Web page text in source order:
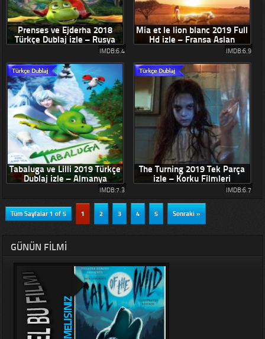
Prenses ve Ejderha 2018
Türkçe Dublaj izle – Rusya
Süper Animasyon FilmiIMDB:6.4
Mia et le lion blanc 2019 Full
Hd izle – Fransa Aslan
Dramatik FilmleriIMDB:6.9
Tabaluga ve Lilli 2019 Türkçe
Dublaj izle – Almanya
Animasyon FilmleriIMDB:7.3
The Turning 2019 Tek Parça
izle – Korku Filmleri
Amerikan Yapımı Cinayet
IMDB:6.7
Tüm Sayfalar 1 of 5 1 2 3 4 5 Sonraki »
GÜNÜN FILMI